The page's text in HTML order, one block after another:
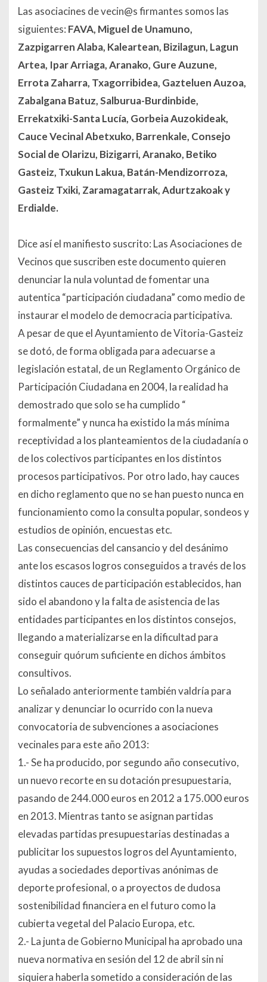
Las asociacines de vecin@s firmantes somos las
siguientes: FAVA, Miguel de Unamuno,
Zazpigarren Alaba, Kaleartean, Bizilagun, Lagun
Artea, Ipar Arriaga, Aranako, Gure Auzune,
Errota Zaharra, Txagorribidea, Gazteluen Auzoa,
Zabalgana Batuz, Salburua-Burdinbide,
Errekatxiki-Santa Lucía, Gorbeia Auzokideak,
Cauce Vecinal Abetxuko, Barrenkale, Consejo
Social de Olarizu, Bizigarri, Aranako, Betiko
Gasteiz, Txukun Lakua, Batán-Mendizorroza,
Gasteiz Txiki, Zaramagatarrak, Adurtzakoak y
Erdialde.
Dice así el manifiesto suscrito: Las Asociaciones de
Vecinos que suscriben este documento quieren
denunciar la nula voluntad de fomentar una
autentica “participación ciudadana” como medio de
instaurar el modelo de democracia participativa.
A pesar de que el Ayuntamiento de Vitoria-Gasteiz
se dotó, de forma obligada para adecuarse a
legislación estatal, de un Reglamento Orgánico de
Participación Ciudadana en 2004, la realidad ha
demostrado que solo se ha cumplido “
formalmente” y nunca ha existido la más mínima
receptividad a los planteamientos de la ciudadanía o
de los colectivos participantes en los distintos
procesos participativos. Por otro lado, hay cauces
en dicho reglamento que no se han puesto nunca en
funcionamiento como la consulta popular, sondeos y
estudios de opinión, encuestas etc.
Las consecuencias del cansancio y del desánimo
ante los escasos logros conseguidos a través de los
distintos cauces de participación establecidos, han
sido el abandono y la falta de asistencia de las
entidades participantes en los distintos consejos,
llegando a materializarse en la dificultad para
conseguir quórum suficiente en dichos ámbitos
consultivos.
Lo señalado anteriormente también valdría para
analizar y denunciar lo ocurrido con la nueva
convocatoria de subvenciones a asociaciones
vecinales para este año 2013:
1.- Se ha producido, por segundo año consecutivo,
un nuevo recorte en su dotación presupuestaria,
pasando de 244.000 euros en 2012 a 175.000 euros
en 2013. Mientras tanto se asignan partidas
elevadas partidas presupuestarias destinadas a
publicitar los supuestos logros del Ayuntamiento,
ayudas a sociedades deportivas anónimas de
deporte profesional, o a proyectos de dudosa
sostenibilidad financiera en el futuro como la
cubierta vegetal del Palacio Europa, etc.
2.- La junta de Gobierno Municipal ha aprobado una
nueva normativa en sesión del 12 de abril sin ni
siquiera haberla sometido a consideración de las